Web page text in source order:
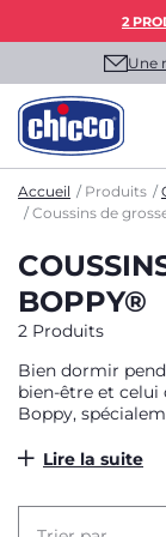
2
Une
Accueil Produits
Coussins de
BOPPY®
2 Produits
Bien dormir
bien-être et celui
Boppy,
différents besoins
Lire la suite